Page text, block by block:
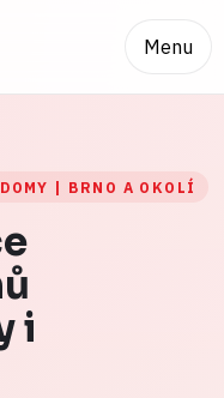
Menu
| BRNO A OKOLÍ
i